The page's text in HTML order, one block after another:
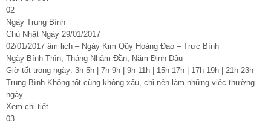
02
Ngày Trung Bình
Chủ Nhật Ngày 29/01/2017
02/01/2017 âm lịch – Ngày Kim Qũy Hoàng Đạo – Trực Bình
Ngày Bính Thìn, Tháng Nhâm Đần, Năm Đinh Dậu
Giờ tốt trong ngày: 3h-5h | 7h-9h | 9h-11h | 15h-17h | 17h-19h | 21h-23h
Trung Bình Không tốt cũng không xấu, chỉ nên làm những việc thường
ngày
Xem chi tiết
03